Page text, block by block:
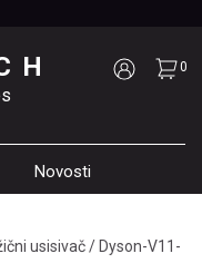
Novosti
0
usisivač/Dyson-V11-